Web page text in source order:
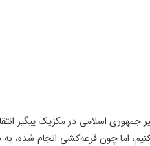
جمهوری اسلامی در مکزیک پیگیر
کنیم، اما چون قرعه‌کشی انجام شده،